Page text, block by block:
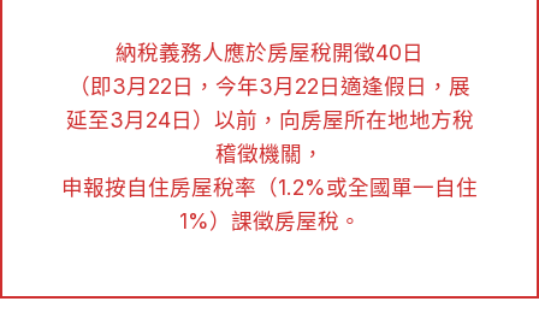
納稅義務人應於房屋稅開徵40日
（即3月22日，今年3月22日適逢假日，展
延至3月24日）以前，向房屋所在地地方稅
稽徵機關，
申報按自住房屋稅率（1.2%或全國單一自住
1%）課徵房屋稅。